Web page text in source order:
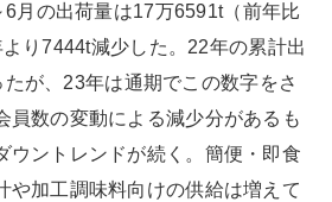
月の出荷量は17万6591t（前年比
り7444t減少した。22年の累計出
が、23年は通期でこの数字をさ
員数の変動による減少分があるも
ウントレンドが続く。簡便・即食
や加工調味料向けの供給は増えて